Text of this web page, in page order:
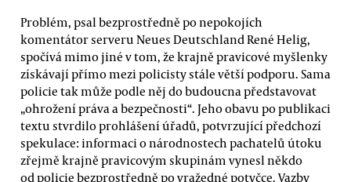
Problém, psal bezprostředně po nepokojích
komentátor serveru Neues Deutschland René Helig,
spočívá mimo jiné v tom, že krajně pravicové myšlenky
získávají přímo mezi policisty stále větší podporu. Sama
policie tak může podle něj do budoucna představovat
„ohrožení práva a bezpečnosti“. Jeho obavu po publikaci
textu stvrdilo prohlášení úřadů, potvrzující předchozí
spekulace: informaci o národnostech pachatelů útoku
zřejmě krajně pravicovým skupinám vynesl někdo
od policie bezprostředně po vražedné potyčce. Vazby